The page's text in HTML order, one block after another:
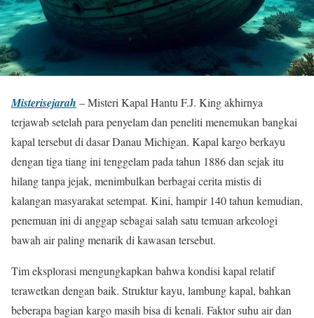
Misterisejarah – Misteri Kapal Hantu F.J. King akhirnya
terjawab setelah para penyelam dan peneliti menemukan bangkai
kapal tersebut di dasar Danau Michigan. Kapal kargo berkayu
dengan tiga tiang ini tenggelam pada tahun 1886 dan sejak itu
hilang tanpa jejak, menimbulkan berbagai cerita mistis di
kalangan masyarakat setempat. Kini, hampir 140 tahun kemudian,
penemuan ini di anggap sebagai salah satu temuan arkeologi
bawah air paling menarik di kawasan tersebut.
Tim eksplorasi mengungkapkan bahwa kondisi kapal relatif
terawetkan dengan baik. Struktur kayu, lambung kapal, bahkan
beberapa bagian kargo masih bisa di kenali. Faktor suhu air dan